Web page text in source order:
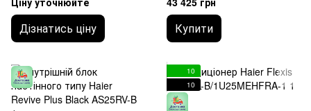
Дізнатись ціну Купити
10
10